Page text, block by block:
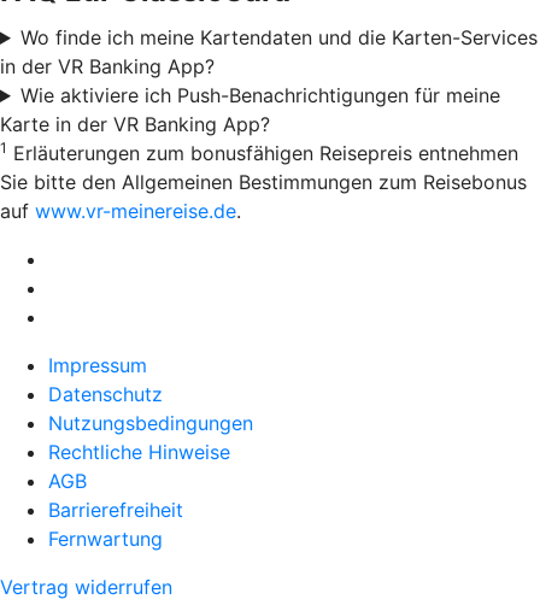
Wo finde ich meine Kartendaten und die Karten-Services
in der VR Banking App?
Wie aktiviere ich Push-Benachrichtigungen für meine
Karte in der VR Banking App?
1 Erläuterungen zum bonusfähigen Reisepreis entnehmen
Sie bitte den Allgemeinen Bestimmungen zum Reisebonus
auf www.vr-meinereise.de.
Impressum
Datenschutz
Nutzungsbedingungen
Rechtliche Hinweise
AGB
Barrierefreiheit
Fernwartung
Vertrag widerrufen